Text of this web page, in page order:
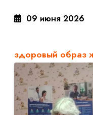
09 июня 2026
здоровый образ